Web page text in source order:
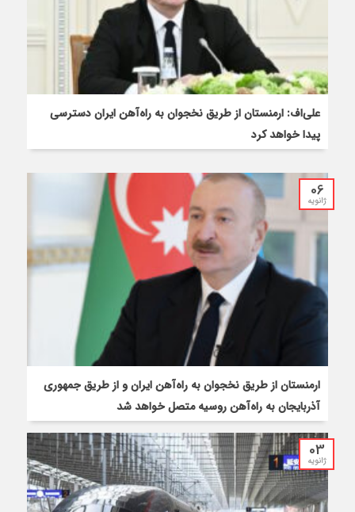
علی‌اف: ارمنستان از طریق نخجوان به راه‌آهن ایران دسترسی
پیدا خواهد کرد
06
ژانویه
ارمنستان از طریق نخجوان به راه‌آهن ایران و از طریق جمهوری
آذربایجان به راه‌آهن روسیه متصل خواهد شد
03
ژانویه